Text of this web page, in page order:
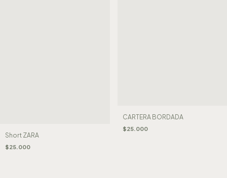
Short ZARA
$25.000
CARTERA BORDADA
$25.000